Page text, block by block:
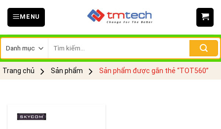
Skip
MENU
kiếm:
Trang chủ Sản phẩm Sản phẩm được gắn thẻ “TOT560”